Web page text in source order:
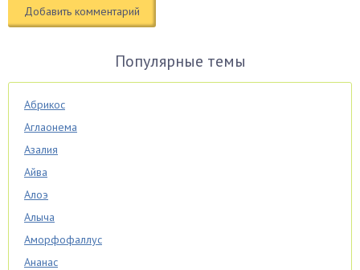
Популярные темы
Абрикос
Аглаонема
Азалия
Айва
Алоэ
Алыча
Аморфофаллус
Ананас